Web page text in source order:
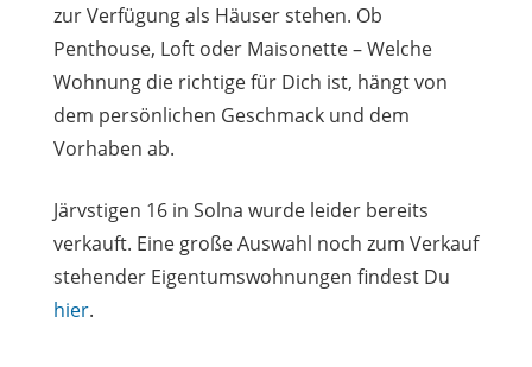
zur Verfügung als Häuser stehen. Ob
Penthouse, Loft oder Maisonette – Welche
Wohnung die richtige für Dich ist, hängt von
dem persönlichen Geschmack und dem
Vorhaben ab.
Järvstigen 16 in Solna wurde leider bereits
verkauft. Eine große Auswahl noch zum Verkauf
stehender Eigentumswohnungen findest Du
hier.